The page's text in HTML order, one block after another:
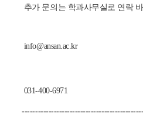
추가 문의는 학과사무실로 연락
info@ansan.ac.kr
031-400-6971